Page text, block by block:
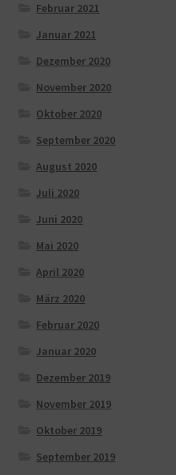
Februar 2021
Januar 2021
Dezember 2020
November 2020
Oktober 2020
September 2020
August 2020
Juli 2020
Juni 2020
Mai 2020
April 2020
März 2020
Februar 2020
Januar 2020
Dezember 2019
November 2019
Oktober 2019
September 2019